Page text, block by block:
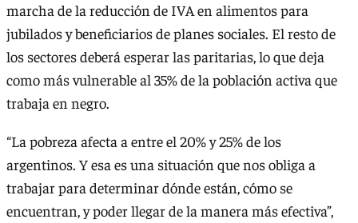
marcha de la reducción de IVA en alimentos para
jubilados y beneficiarios de planes sociales. El resto de
los sectores deberá esperar las paritarias, lo que deja
como más vulnerable al 35% de la población activa que
trabaja en negro.
“La pobreza afecta a entre el 20% y 25% de los
argentinos. Y esa es una situación que nos obliga a
trabajar para determinar dónde están, cómo se
encuentran, y poder llegar de la manera más efectiva”,